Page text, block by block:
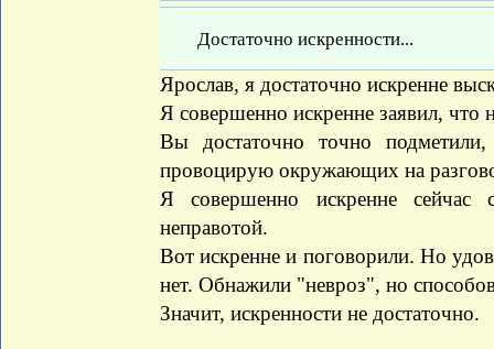
Достаточно искренности...
Ярослав, я достаточно искренне
Я совершенно искренне заявил, что
Вы достаточно точно
провоцирую окружающих на
Я совершенно искренне
неправотой.
Вот искренне и поговорили. Но
нет. Обнажили "невроз", но
Значит, искренности не достаточно.